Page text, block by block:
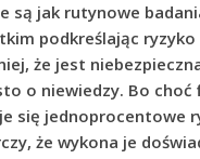
są jak rutynowe
podkreślając
że jest
o niewiedzy. Bo
się jednoprocentowe
że wykona je